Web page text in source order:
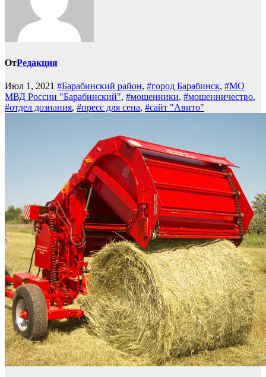
ОтРедакция
Июл 1, 2021 #Барабинский район, #город Барабинск, #МО
МВД России "Барабинский", #мошенники, #мошенничество,
#отдел дознания, #пресс для сена, #сайт "Авито"